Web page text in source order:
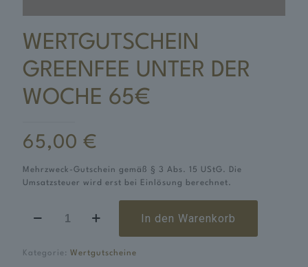
WERTGUTSCHEIN
GREENFEE UNTER DER
WOCHE 65€
65,00 €
Mehrzweck-Gutschein gemäß § 3 Abs. 15 UStG. Die
Umsatzsteuer wird erst bei Einlösung berechnet.
Greenfee
Woche
In den Warenkorb
Kategorie: Wertgutscheine